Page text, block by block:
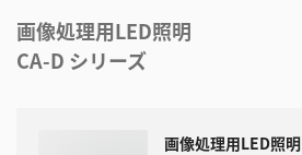
画像処理用LED照明
CA-D シリーズ
画像処理用LED照明